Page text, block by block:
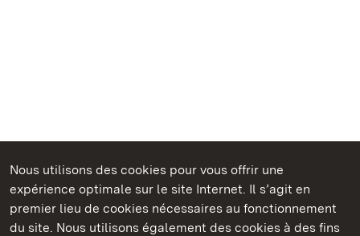
Nous utilisons des cookies pour vous offrir une
expérience optimale sur le site Internet. Il s’agit en
premier lieu de cookies nécessaires au fonctionnement
du site. Nous utilisons également des cookies à des fins
Châteaux et jardins publics du Bade-Wurtemberg